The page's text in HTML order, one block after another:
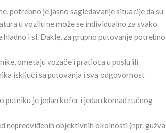
potrebno je jasno sagledavanje situacije da su
u vozilu ne može se individualno za svako
i sl. Dakle, za grupno putovanje potrebno
ometaju vozače i pratioca u poslu ili
isključi sa putovanja i sva odgovornost
putniku je jedan kofer i jedan komad ručnog
nepredviđenih objektivnih okolnosti (npr. gužva